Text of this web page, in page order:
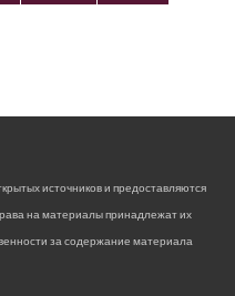
источников и предоставляются
на материалы принадлежат их
за содержание материала